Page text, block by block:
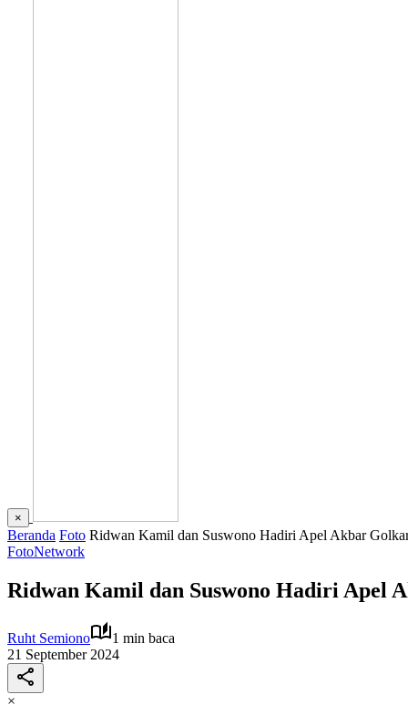
×
Beranda Foto Ridwan Kamil dan Suswono Hadiri Apel Akbar
FotoNetwork
Ridwan Kamil dan Suswono Hadiri Apel
Ruht Semiono
1 min baca
21 September 2024
×